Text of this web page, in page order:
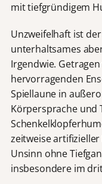
mit tiefgründigem
Unzweifelhaft ist
unterhaltsames
Irgendwie.
hervorragenden
Spiellaune in
Körpersprache und
zeitweise
Unsinn ohne
insbesondere im